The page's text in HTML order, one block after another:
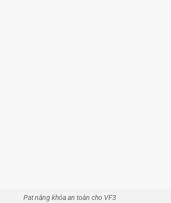
Pat nâng khóa an toàn cho VF3